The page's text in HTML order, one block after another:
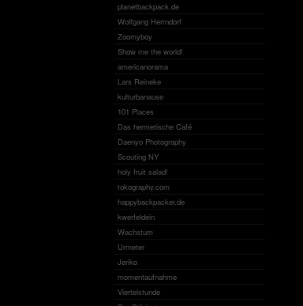
planetbackpack.de
Wolfgang Herrndorf
Zoomyboy
Show me the world!
americanorama
Lars Reineke
kulturbanause
101 Places
Das hermetische Café
Daenyo Photography
Scouting NY
holy fruit salad!
tokography.com
happybackpacker.de
kwerfeldein
Wachstum
Urmeter
Jeriko
momentaufnahme
Viertelstunde